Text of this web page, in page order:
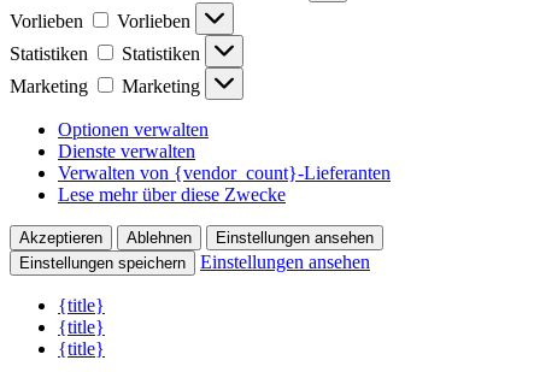
Vorlieben
Vorlieben
Statistiken
Statistiken
Marketing
Marketing
Optionen verwalten
Dienste verwalten
Verwalten von {vendor_count}-Lieferanten
Lese mehr über diese Zwecke
Akzeptieren Ablehnen
Einstellungen ansehen
Einstellungen speichern
Einstellungen ansehen
{title}
{title}
{title}